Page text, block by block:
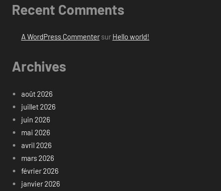
Recent Comments
A WordPress Commentersur Hello world!
Archives
août 2026
juillet 2026
juin 2026
mai 2026
avril 2026
mars 2026
février 2026
janvier 2026